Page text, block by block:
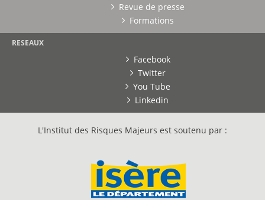
Revue de presse
Formations
RESEAUX
Facebook
Twitter
You Tube
Linkedin
L'Institut des Risques Majeurs est soutenu par :